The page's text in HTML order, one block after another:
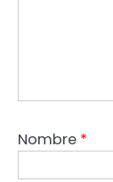
Nombre *